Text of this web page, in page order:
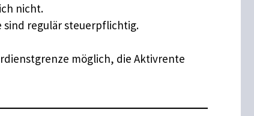
nicht.
sind regulär steuerpflichtig.
möglich, die Aktivrente